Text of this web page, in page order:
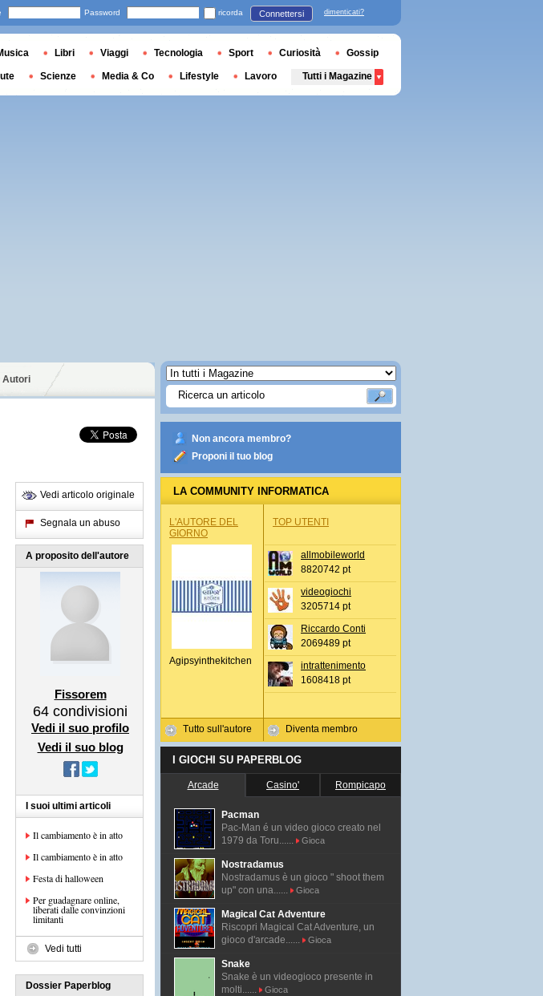
Autori
Vedi articolo originale
Segnala un abuso
A proposito dell'autore
Fissorem
64 condivisioni
Vedi il suo profilo
Vedi il suo blog
I suoi ultimi articoli
Il cambiamento è in atto
Il cambiamento è in atto
Festa di halloween
Per guadagnare online,
liberati dalle convinzioni
limitanti
Vedi tutti
Dossier Paperblog
Non ancora membro?
Proponi il tuo blog
LA COMMUNITY INFORMATICA
L'AUTORE DEL
GIORNO
Agipsyinthekitchen
Tutto sull'autore
TOP UTENTI
allmobileworld
8820742 pt
videogiochi
3205714 pt
Riccardo Conti
2069489 pt
intrattenimento
1608418 pt
Diventa membro
I GIOCHI SU PAPERBLOG
Arcade Casino' Rompicapo
Pacman
Pac-Man é un video gioco creato nel
1979 da Toru......
Gioca
Nostradamus
Nostradamus è un gioco " shoot them
up" con una......
Gioca
Magical Cat Adventure
Riscopri Magical Cat Adventure, un
gioco d'arcade......
Gioca
Snake
Snake è un videogioco presente in
molti......
Gioca
Password ricorda Connettersi dimenticati?
Libri Viaggi Tecnologia Sport Curiosità Gossip
Scienze Media & Co Lifestyle Lavoro Tutti i Magazine